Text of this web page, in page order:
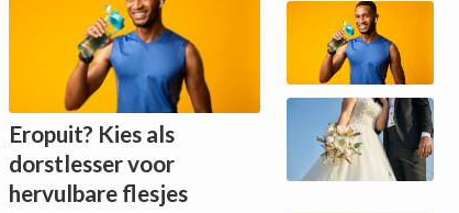
Eropuit? Kies als
dorstlesser voor
hervulbare flesjes